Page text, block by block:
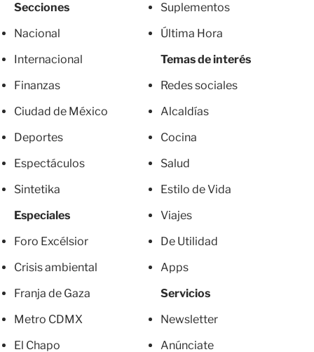
Secciones
Nacional
Internacional
Finanzas
Ciudad de México
Deportes
Espectáculos
Sintetika
Especiales
Foro Excélsior
Crisis ambiental
Franja de Gaza
Metro CDMX
El Chapo
Suplementos
Última Hora
Temas de interés
Redes sociales
Alcaldías
Cocina
Salud
Estilo de Vida
Viajes
De Utilidad
Apps
Servicios
Newsletter
Anúnciate